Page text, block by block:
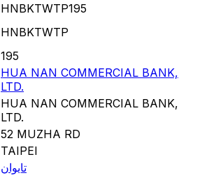
HNBKTWTP195
HNBKTWTP
195
HUA NAN COMMERCIAL BANK,
LTD.
HUA NAN COMMERCIAL BANK,
LTD.
52 MUZHA RD
TAIPEI
تايوان